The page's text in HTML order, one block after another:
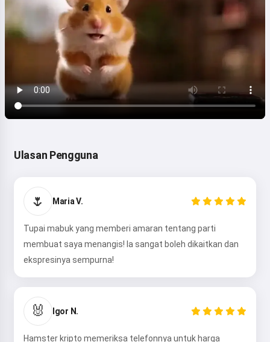
Ulasan Pengguna
🌷 Maria V.
Tupai mabuk yang memberi amaran tentang parti
membuat saya menangis! Ia sangat boleh dikaitkan dan
ekspresinya sempurna!
🐰 Igor N.
Hamster kripto memeriksa telefonnya untuk harga